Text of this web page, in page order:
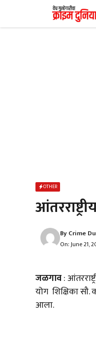
content
OTHER
ByCrime
On: June 21,
जळगाव:
योग शिक्षिका सौ.
आला.